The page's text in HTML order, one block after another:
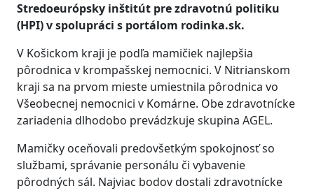
Stredoeurópsky inštitút pre zdravotnú politiku
(HPI) v spolupráci s portálom rodinka.sk.
V Košickom kraji je podľa mamičiek najlepšia
pôrodnica v krompašskej nemocnici. V Nitrianskom
kraji sa na prvom mieste umiestnila pôrodnica vo
Všeobecnej nemocnici v Komárne. Obe zdravotnícke
zariadenia dlhodobo prevádzkuje skupina AGEL.
Mamičky oceňovali predovšetkým spokojnosť so
službami, správanie personálu či vybavenie
pôrodných sál. Najviac bodov dostali zdravotnícke